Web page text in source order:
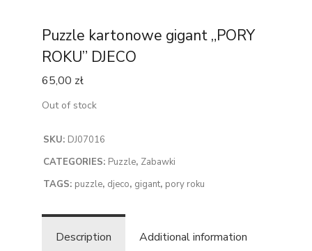
Puzzle kartonowe gigant „PORY
ROKU” DJECO
65,00 zł
Out of stock
SKU: DJ07016
CATEGORIES: Puzzle, Zabawki
TAGS: puzzle, djeco, gigant, pory roku
Description Additional information